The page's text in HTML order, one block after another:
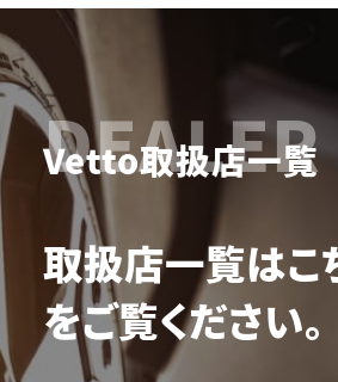
DEALER
Vetto取扱店一覧
取扱店一覧はこ
をご覧ください。